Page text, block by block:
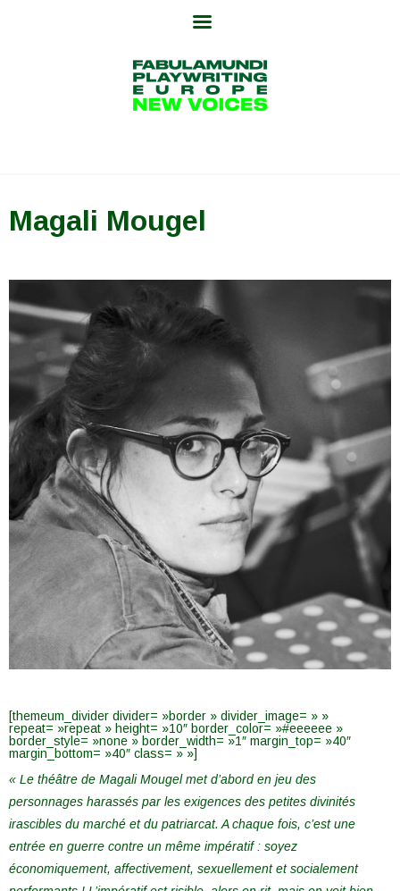
Magali Mougel
[themeum_divider divider= »border » divider_image= » »
repeat= »repeat » height= »10″ border_color= »#eeeeee »
border_style= »none » border_width= »1″ margin_top= »40″
margin_bottom= »40″ class= » »]
« Le théâtre de Magali Mougel met d’abord en jeu des
personnages harassés par les exigences des petites divinités
irascibles du marché et du patriarcat. A chaque fois, c’est une
entrée en guerre contre un même impératif : soyez
économiquement, affectivement, sexuellement et socialement